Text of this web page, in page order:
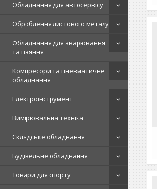
Обладнання для автосервісу
Оброблення листового металу
Обладнання для зварювання
та паяння
Компресори та пневматичне
обладнання
Електроінструмент
Вимірювальна техніка
Складське обладнання
Будівельне обладнання
Товари для спорту